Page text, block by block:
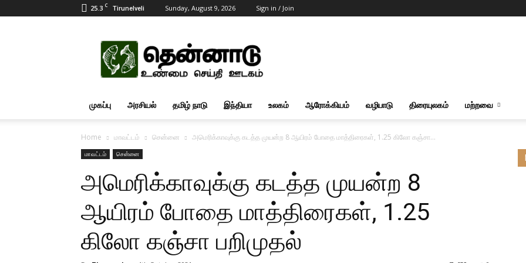
25.3 C Tirunelveli Sunday, August 9, 2026 Sign in / Join
Tamil
News
Updates
முகப்பு அரசியல் தமிழ் நாடு இந்தியா உலகம் ஆரோக்கியம் வழிபாடு திரையுலகம் மற்றவை
Home மாவட்டம் சென்னை அமெரிக்காவுக்கு கடத்த முயன்ற 8 ஆயிரம் போதை மாத்திரைகள், 1.25 கிலோ கஞ்சா...
மாவட்டம் சென்னை
அமெரிக்காவுக்கு கடத்த முயன்ற 8
ஆயிரம் போதை மாத்திரைகள், 1.25
கிலோ கஞ்சா பறிமுதல்